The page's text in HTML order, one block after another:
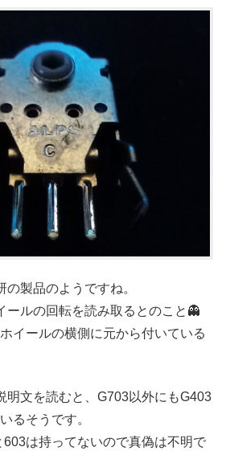
製品のようですね。
ールの回転を読み取るとのこと👻
イールの横側に元から付いている
明文を読むと、G703以外にもG403
るそうです。
は持ってないので真偽は不明で